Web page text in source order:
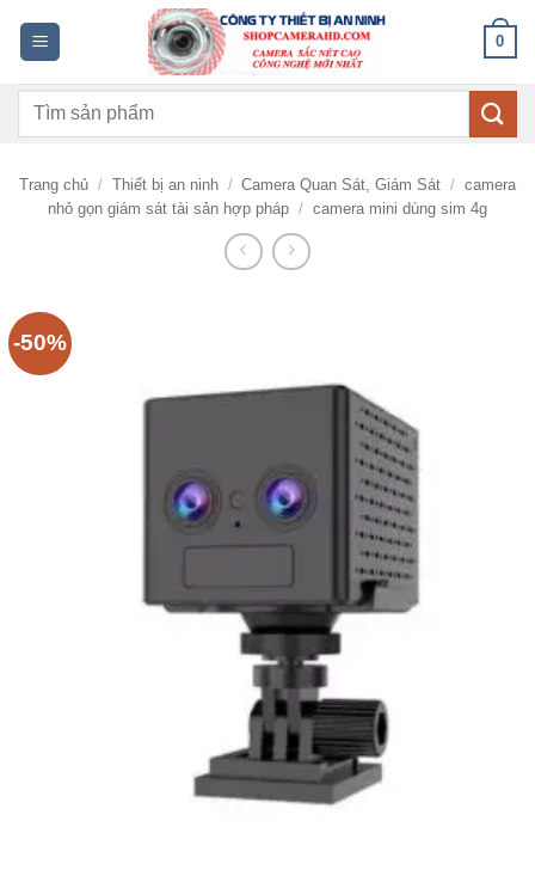
dung
0
Tìm
Trang chủ / Thiết bị an ninh / Camera Quan Sát, Giám Sát / camera
nhỏ gọn giám sát tài sản hợp pháp / camera mini dùng sim 4g
-50%